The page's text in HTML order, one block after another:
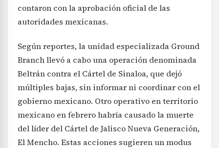
contaron con la aprobación oficial de las
autoridades mexicanas.
Según reportes, la unidad especializada Ground
Branch llevó a cabo una operación denominada
Beltrán contra el Cártel de Sinaloa, que dejó
múltiples bajas, sin informar ni coordinar con el
gobierno mexicano. Otro operativo en territorio
mexicano en febrero habría causado la muerte
del líder del Cártel de Jalisco Nueva Generación,
El Mencho. Estas acciones sugieren un modus